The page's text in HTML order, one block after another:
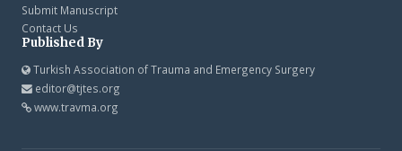
Submit Manuscript
Contact Us
Published By
Turkish Association of Trauma and Emergency Surgery
editor@tjtes.org
www.travma.org